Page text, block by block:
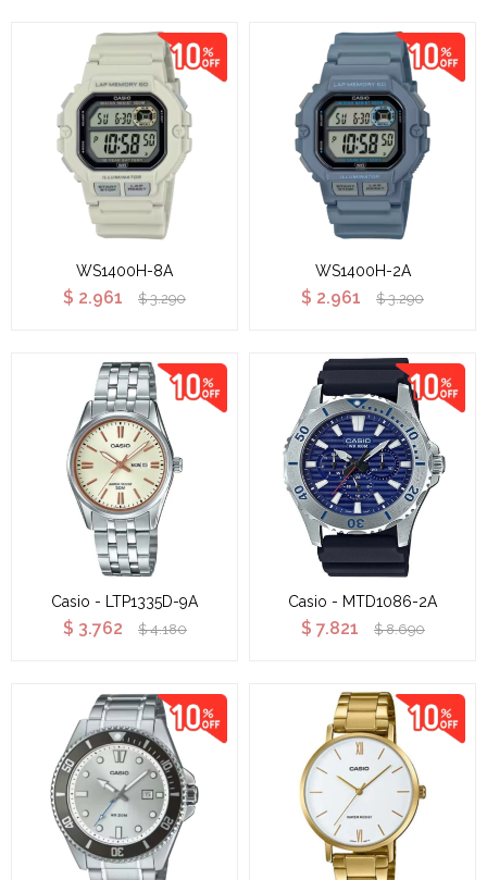
WS1400H-8A
$ 2.961 $ 3.290
WS1400H-2A
$ 2.961 $ 3.290
Casio - LTP1335D-9A
$ 3.762 $ 4.180
Casio - MTD1086-2A
$ 7.821 $ 8.690